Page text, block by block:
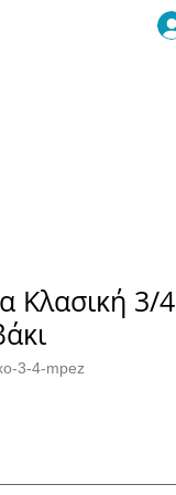
Κλασική 3/4
3-4-mpez